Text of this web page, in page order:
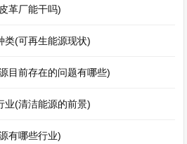
革厂能干吗)
类(可再生能源现状)
目前存在的问题有哪些)
业(清洁能源的前景)
有哪些行业)